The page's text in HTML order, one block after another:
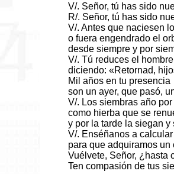
V/. Señor, tú has sido
R/. Señor, tú has sido
V/. Antes que naciesen
o fuera engendrado el
desde siempre y por
V/. Tú reduces el
diciendo: «Retornad,
Mil años en tu presencia
son un ayer, que pasó,
V/. Los siembras año por
como hierba que se
y por la tarde la siegan y
V/. Enséñanos a
para que adquiramos un
Vuélvete, Señor, ¿hasta
Ten compasión de tus